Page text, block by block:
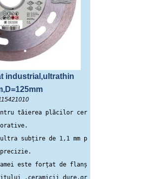
industrial,ultrathin
tăierea plăcilor ceramice cu elemente
subțire de 1,1 mm permite tăierea
este forțat de flanșă, deci este bun
,ceramicii dure,gresie potelanata